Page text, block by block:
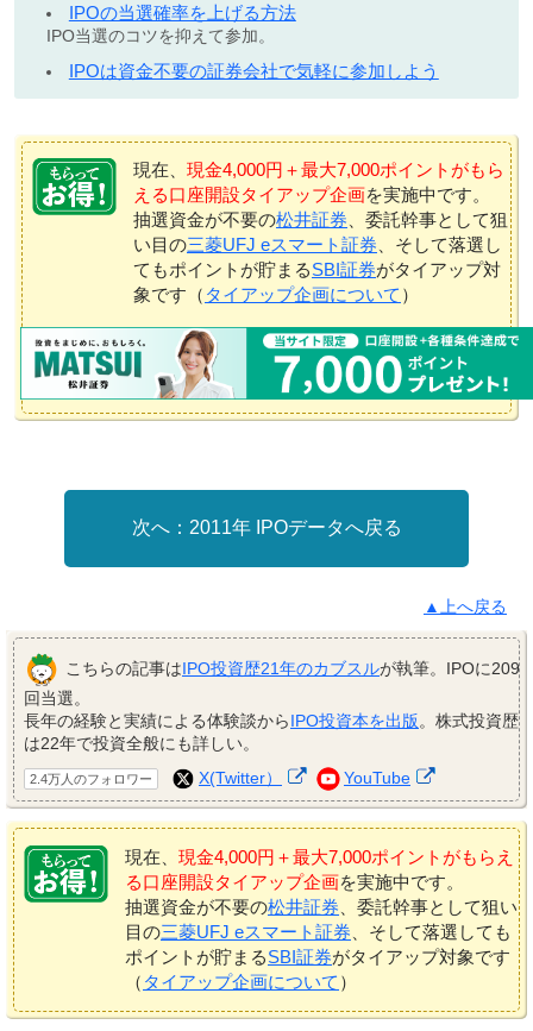
IPOの当選確率を上げる方法
IPO当選のコツを抑えて参加。
IPOは資金不要の証券会社で気軽に参加しよう
現在、 現金4,000円＋最大7,000ポイントがもら
える口座開設タイアップ企画を実施中です。
抽選資金が不要の松井証券 、委託幹事として狙
い目の三菱UFJ eスマート証券 、そして落選し
てもポイントが貯まるSBI証券がタイアップ対
象です（ タイアップ企画について ）
2011年 IPOデータへ戻る
▲上へ戻る
こちらの記事はIPO投資歴21年のカブスルが執筆。IPOに209
回当選。
長年の経験と実績による体験談からIPO投資本を出版。株式投資歴
は22年で投資全般にも詳しい。
2.4万人のフォロワー X(Twitter） YouTube
現在、 現金4,000円＋最大7,000ポイントがもらえ
る口座開設タイアップ企画を実施中です。
抽選資金が不要の松井証券 、委託幹事として狙い
目の三菱UFJ eスマート証券 、そして落選しても
ポイントが貯まるSBI証券がタイアップ対象です
（ タイアップ企画について ）